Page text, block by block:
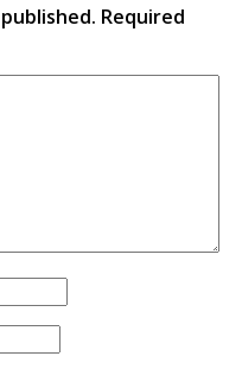
Required